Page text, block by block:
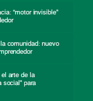
“motor invisible”
comunidad: nuevo
el arte de la
social” para